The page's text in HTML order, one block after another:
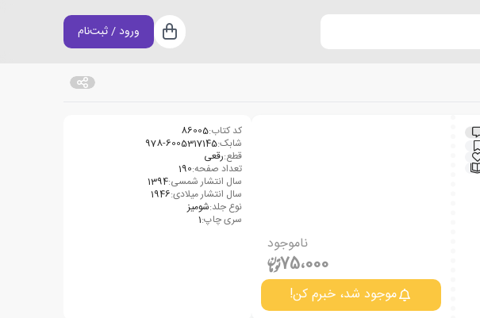
سبد خرید
ورود / ثبت‌نام
ناموجود
75،000
موجود شد، خبرم کن!
کد کتاب:86005
شابک:978-6005317145
قطع:رقعی
تعداد صفحه:190
سال انتشار شمسی:1394
سال انتشار میلادی:1946
نوع جلد:شومیز
سری چاپ:1